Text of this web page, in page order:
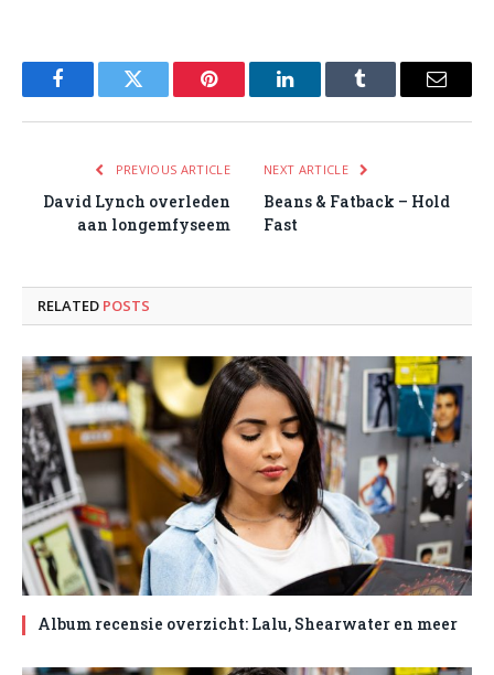
FacebookTwitter Pinterest LinkedInTumblr Email
PREVIOUS ARTICLE
David Lynch overleden
aan longemfyseem
NEXT ARTICLE
Beans & Fatback – Hold
Fast
RELATED POSTS
Album recensie overzicht: Lalu, Shearwater en meer